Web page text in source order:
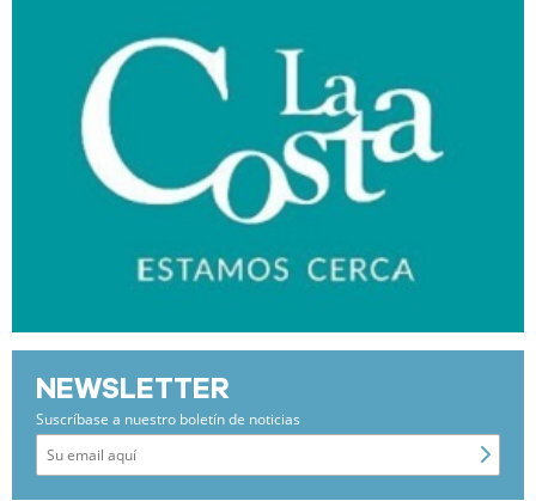
NEWSLETTER
Suscríbase a nuestro boletín de noticias